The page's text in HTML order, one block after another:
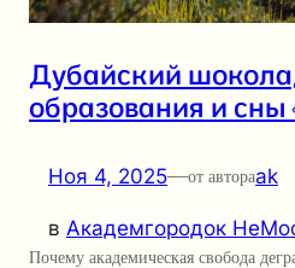
Дубайский
образования и сны
Ноя 4, 2025—от автораak
в Академгородок
Почему академическая свобода